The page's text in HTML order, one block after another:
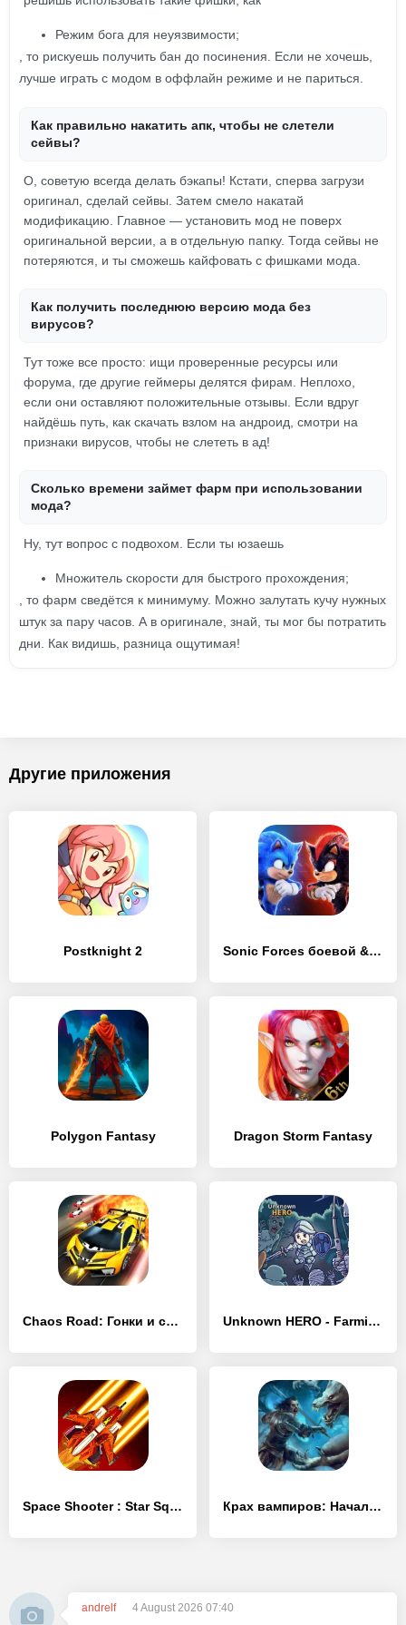
Режим бога для неуязвимости;
, то рискуешь получить бан до посинения. Если не хочешь,
лучше играть с модом в оффлайн режиме и не париться.
Как правильно накатить апк, чтобы не слетели
сейвы?
О, советую всегда делать бэкапы! Кстати, сперва загрузи
оригинал, сделай сейвы. Затем смело накатай
модификацию. Главное — установить мод не поверх
оригинальной версии, а в отдельную папку. Тогда сейвы не
потеряются, и ты сможешь кайфовать с фишками мода.
Как получить последнюю версию мода без
вирусов?
Тут тоже все просто: ищи проверенные ресурсы или
форума, где другие геймеры делятся фирам. Неплохо,
если они оставляют положительные отзывы. Если вдруг
найдёшь путь, как скачать взлом на андроид, смотри на
признаки вирусов, чтобы не слететь в ад!
Сколько времени займет фарм при использовании
мода?
Ну, тут вопрос с подвохом. Если ты юзаешь
Множитель скорости для быстрого прохождения;
, то фарм сведётся к минимуму. Можно залутать кучу нужных
штук за пару часов. А в оригинале, знай, ты мог бы потратить
дни. Как видишь, разница ощутимая!
Другие приложения
Postknight 2 Sonic Forces боевой & бег игры
Polygon Fantasy Dragon Storm Fantasy
Chaos Road: Гонки и сражения Unknown HERO - Farming RPG
Space Shooter : Star Squadron Крах вампиров: Начало РПГ
andrelf
4 August 2026 07:40